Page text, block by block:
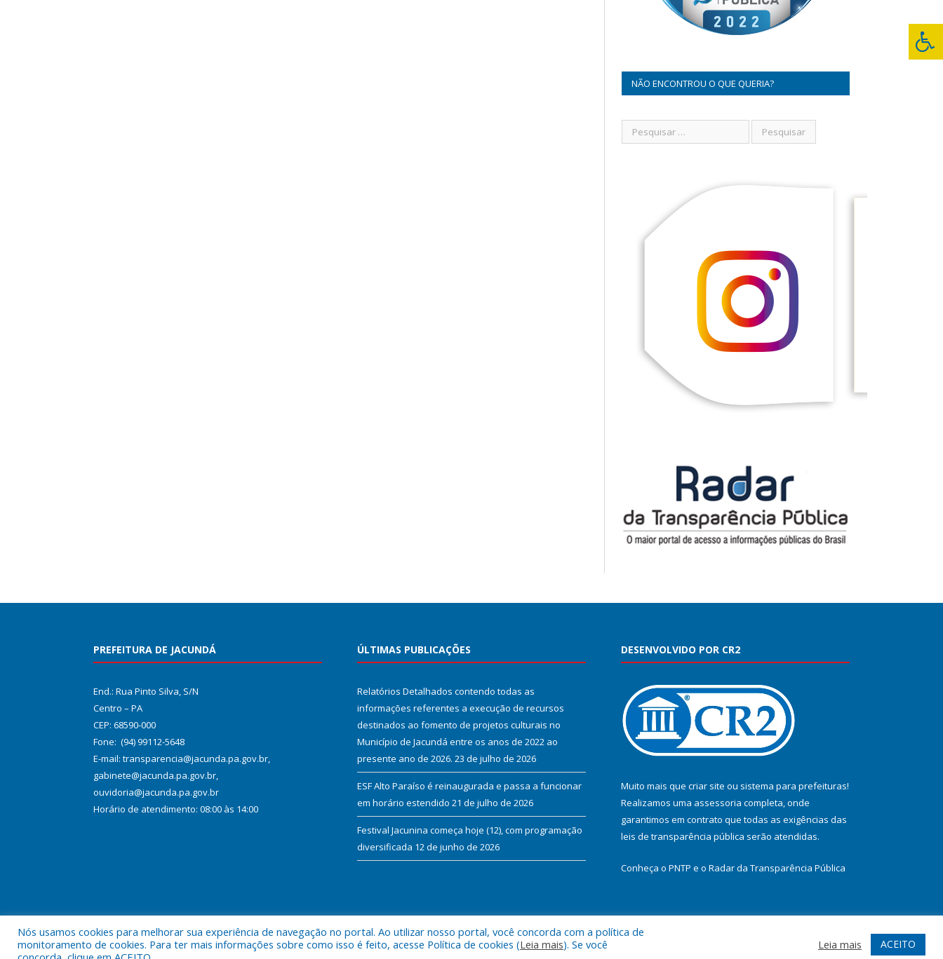
NÃO ENCONTROU O QUE QUERIA?
PREFEITURA DE JACUNDÁ
End.: Rua Pinto Silva, S/N
Centro – PA
CEP: 68590-000
Fone: (94) 99112-5648
E-mail: transparencia@jacunda.pa.gov.br,
gabinete@jacunda.pa.gov.br,
ouvidoria@jacunda.pa.gov.br
Horário de atendimento: 08:00 às 14:00
ÚLTIMAS PUBLICAÇÕES
Relatórios Detalhados contendo todas as
informações referentes a execução de recursos
destinados ao fomento de projetos culturais no
Município de Jacundá entre os anos de 2022 ao
presente ano de 2026. 23 de julho de 2026
ESF Alto Paraíso é reinaugurada e passa a funcionar
em horário estendido 21 de julho de 2026
Festival Jacunina começa hoje (12), com programação
diversificada 12 de junho de 2026
DESENVOLVIDO POR CR2
Muito mais que criar site ou sistema para prefeituras!
Realizamos uma assessoria completa, onde
garantimos em contrato que todas as exigências das
leis de transparência pública serão atendidas.
Conheça o PNTP e o Radar da Transparência Pública
Todos os direitos reservados a Prefeitura Municipal de Jacundá. Mapa do Site Acessar Webmail
Nós usamos cookies para melhorar sua experiência de navegação no portal. Ao utilizar nosso portal, você concorda com a política de
monitoramento de cookies. Para ter mais informações sobre como isso é feito, acesse Política de cookies (Leia mais). Se você
Leia mais ACEITO